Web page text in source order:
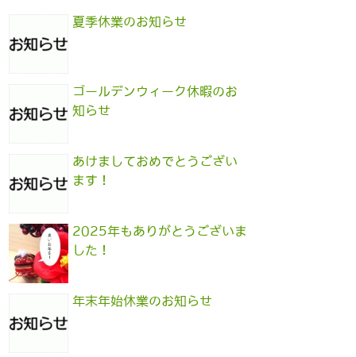
夏季休業のお知らせ
ゴールデンウィーク休暇のお
知らせ
あけましておめでとうござい
ます！
2025年もありがとうございま
した！
年末年始休業のお知らせ